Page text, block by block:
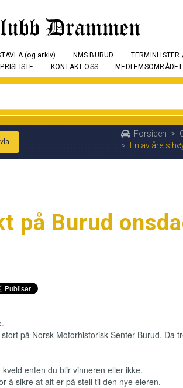
(og arkiv) NMS BURUD TERMINLISTER
PRISLISTE
KONTAKT OSS MEDLEMSOMRÅDET
Forsiden >
> En av årets
på Burud
på Norsk Motorhistorisk Senter Burud. Da
enten du blir vinneren eller ikke.
å sikre at alt er på stell til den nye eieren.